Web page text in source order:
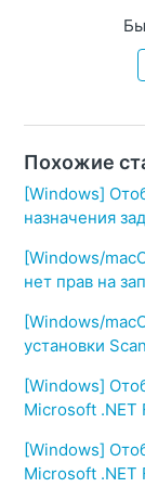
Похожие
[Windows]
назначения
[Windows/
нет прав на
[Windows/
установки
[Windows]
Microsoft .NET
[Windows]
Microsoft .NET